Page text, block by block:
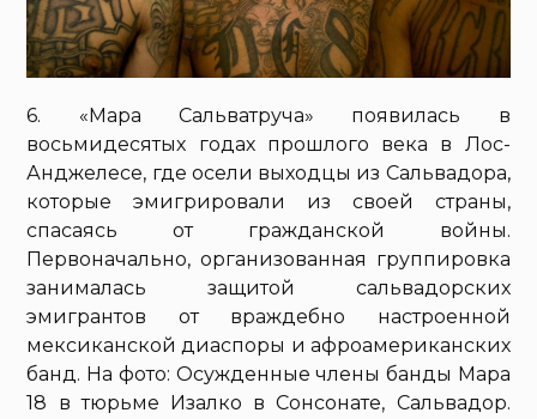
6. «Мара Сальватруча» появилась в
восьмидесятых годах прошлого века в Лос-
Анджелесе, где осели выходцы из Сальвадора,
которые эмигрировали из своей страны,
спасаясь от гражданской войны.
Первоначально, организованная группировка
занималась защитой сальвадорских
эмигрантов от враждебно настроенной
мексиканской диаспоры и афроамериканских
банд. На фото: Осужденные члены банды Мара
18 в тюрьме Изалко в Сонсонате, Сальвадор.